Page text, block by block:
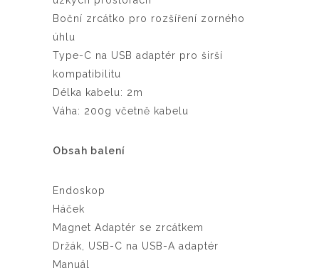
Boční zrcátko pro rozšíření zorného
úhlu
Type-C na USB adaptér pro širší
kompatibilitu
Délka kabelu: 2m
Váha: 200g včetně kabelu
Obsah balení
Endoskop
Háček
Magnet Adaptér se zrcátkem
Držák, USB-C na USB-A adaptér
Manuál